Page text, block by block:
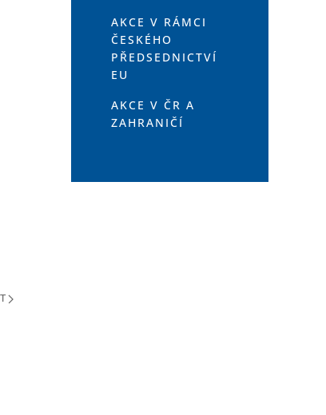
AKCE V RÁMCI
ČESKÉHO
PŘEDSEDNICTVÍ
EU
AKCE V ČR A
ZAHRANIČÍ